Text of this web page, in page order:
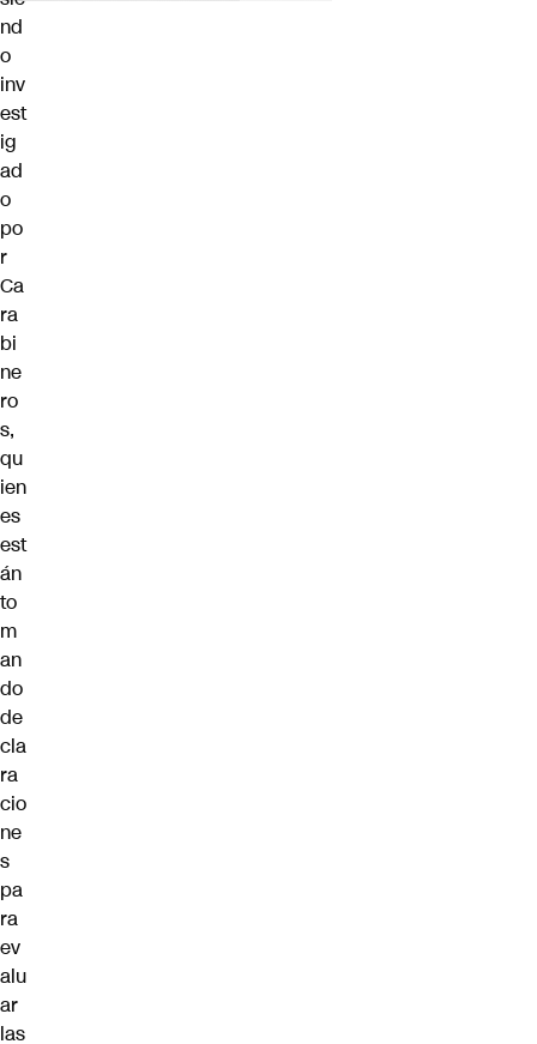
nd
o
inv
est
ig
ad
o
po
r
Ca
ra
bi
ne
ro
s,
qu
ien
es
est
án
to
m
an
do
de
cla
ra
cio
ne
s
pa
ra
ev
alu
ar
las